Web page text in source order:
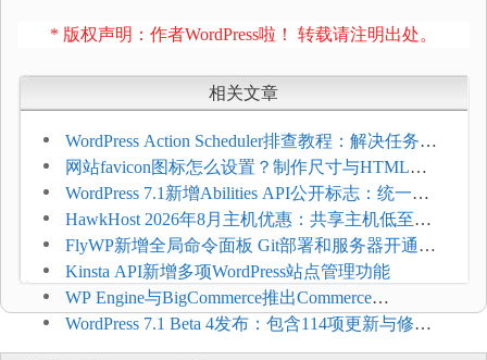
* 版权声明：作者WordPress啦！ 转载请注明出处。
相关文章
WordPress Action Scheduler排查教程：解决任务积
压和订单延迟
网站favicon图标怎么设置？制作尺寸与HTML添
加方法
WordPress 7.1新增Abilities API公开标志：统一支
持REST API、MCP与AI代理
HawkHost 2026年8月主机优惠：共享主机低至
$2.61/月，高性能主机同步折扣
FlyWP新增全局命令面板 Git部署和服务器开通更
方便
Kinsta API新增多项WordPress站点管理功能
WP Engine与BigCommerce推出Commerce
Connect：WordPress商店可保留前台体验并扩展电
商能力
WordPress 7.1 Beta 4发布：包含114项更新与修
复，仅建议在测试环境体验